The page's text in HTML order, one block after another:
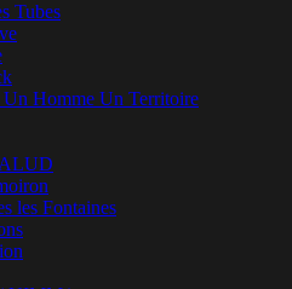
Tubes
Un Homme Un Territoire
les Fontaines